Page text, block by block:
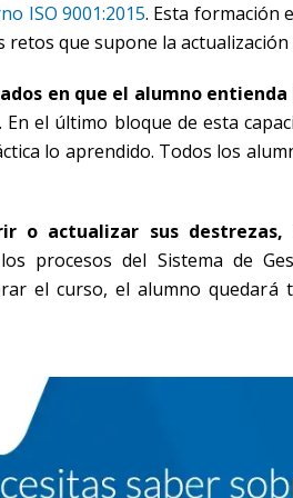
ISO 9001:2015. Esta formación
que supone la actualización
en que el alumno
el último bloque de esta
lo aprendido. Todos los
o actualizar sus destrezas,
procesos del Sistema de
el curso, el alumno